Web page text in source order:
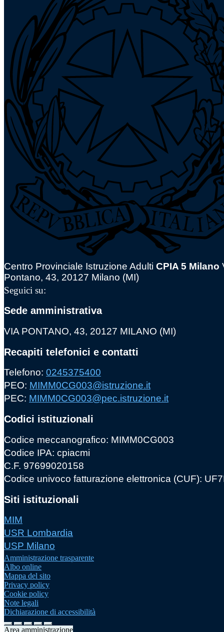
Centro Provinciale Istruzione Adulti CPIA 5 Milano
Pontano, 43, 20127 Milano (MI)
Seguici su:
Sede amministrativa
VIA PONTANO, 43, 20127 MILANO (MI)
Recapiti telefonici e contatti
Telefono: 0245375400
PEO: MIMM0CG003@istruzione.it
PEC: MIMM0CG003@pec.istruzione.it
Codici istituzionali
Codice meccanografico: MIMM0CG003
Codice IPA: cpiacmi
C.F. 97699020158
Codice univoco fatturazione elettronica (CUF):
Siti istituzionali
MIM
USR Lombardia
USP Milano
Amministrazione trasparente
Albo online
Mappa del sito
Privacy policy
Cookie policy
Note legali
Dichiarazione di accessibilità
Area amministrazione